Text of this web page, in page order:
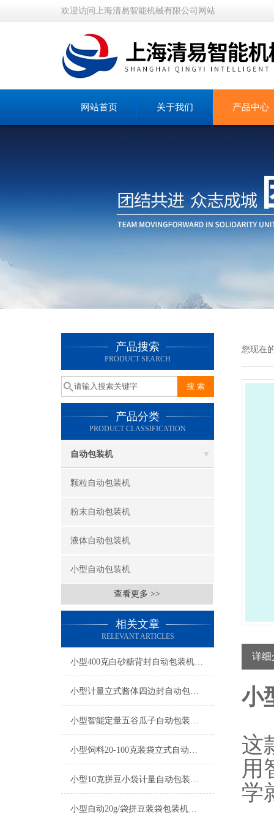
欢迎访问上海清易智能机械有限公司网站
网站首页 关于我们 产品中心
产品搜索
PRODUCT SEARCH
产品分类
PRODUCT CLASSIFICATION
自动包装机
颗粒自动包装机
粉末自动包装机
液体自动包装机
小型自动包装机
查看更多 >>
相关文章
RELEVANT ARTICLES
小型400克白砂糖背封自动包装机厂家
小型计量立式酱体四边封自动包装机厂家
小型智能定量五谷瓜子自动包装机产品简介
小型饲料20-100克装袋立式自动包装机厂家
小型10克拼豆小袋计量自动包装机产品简介
小型自动20g/袋拼豆装袋包装机厂家
您现在
详细
小
这
用
学